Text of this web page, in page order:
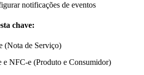
notificações de eventos
chave:
(Nota de Serviço)
e NFC-e (Produto e Consumidor)